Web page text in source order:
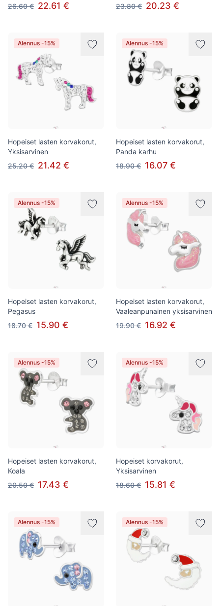
26.60 € 22.61 €
23.80 € 20.23 €
Alennus -15%
Hopeiset lasten korvakorut,
Yksisarvinen
25.20 € 21.42 €
Alennus -15%
Hopeiset lasten korvakorut,
Panda karhu
18.90 € 16.07 €
Alennus -15%
Hopeiset lasten korvakorut,
Pegasus
18.70 € 15.90 €
Alennus -15%
Hopeiset lasten korvakorut,
Vaaleanpunainen yksisarvinen
19.90 € 16.92 €
Alennus -15%
Hopeiset lasten korvakorut,
Koala
20.50 € 17.43 €
Alennus -15%
Hopeiset korvakorut,
Yksisarvinen
18.60 € 15.81 €
Alennus -15% Alennus -15%